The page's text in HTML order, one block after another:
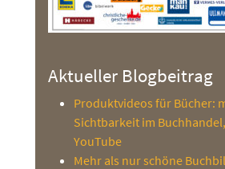
Aktueller Blogbeitrag
Produktvideos für Bücher:
Sichtbarkeit im
YouTube
Mehr als nur schöne